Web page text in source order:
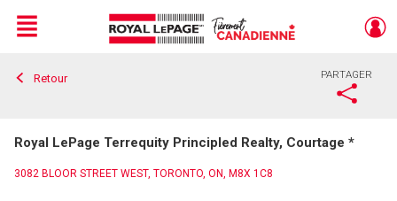
Live
En Direct
Menu
Retour PARTAGER
Royal LePage Terrequity Principled Realty, Courtage *
3082 BLOOR STREET WEST, TORONTO, ON, M8X 1C8